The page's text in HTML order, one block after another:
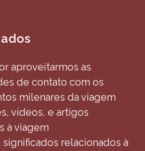
aproveitarmos as
de contato com os
milenares da viagem
vídeos, e artigos
à viagem
relacionados à